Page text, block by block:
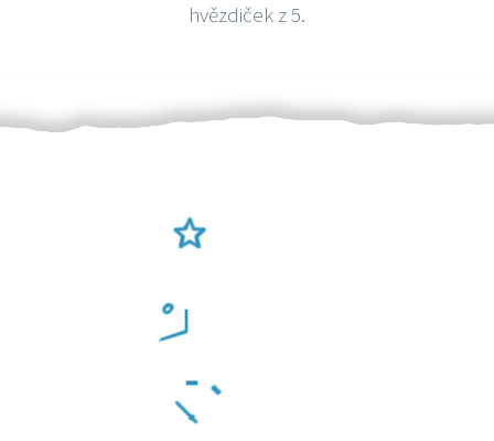
hvězdiček z 5.